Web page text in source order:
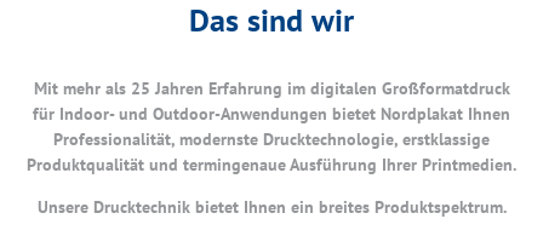
Das sind wir
Mit mehr als 25 Jahren Erfahrung im digitalen Großformatdruck
für Indoor- und Outdoor-Anwendungen bietet Nordplakat Ihnen
Professionalität, modernste Drucktechnologie, erstklassige
Produktqualität und termingenaue Ausführung Ihrer Printmedien.
Unsere Drucktechnik bietet Ihnen ein breites Produktspektrum.